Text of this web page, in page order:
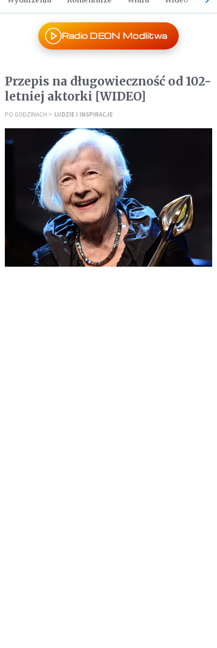
Radio DEON Modlitwa
Przepis na długowieczność od 102-
letniej aktorki [WIDEO]
PO GODZINACH LUDZIE I INSPIRACJE